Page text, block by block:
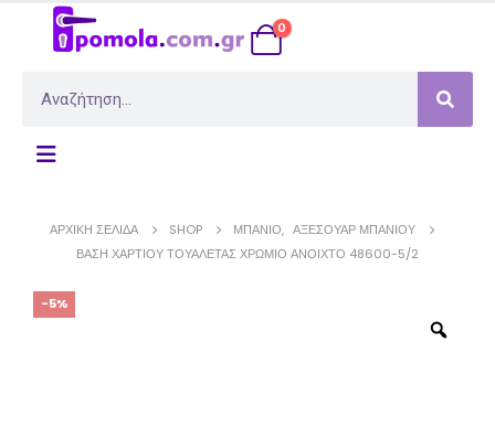
0
ΑΡΧΙΚΉ ΣΕΛΊΔΑ SHOP ΜΠΆΝΙΟ, ΑΞΕΣΟΥΆΡ ΜΠΆΝΙΟΥ
ΒΆΣΗ ΧΑΡΤΙΟΎ ΤΟΥΑΛΈΤΑΣ ΧΡΏΜΙΟ ΑΝΟΙΧΤΌ 48600-5/2
-5%